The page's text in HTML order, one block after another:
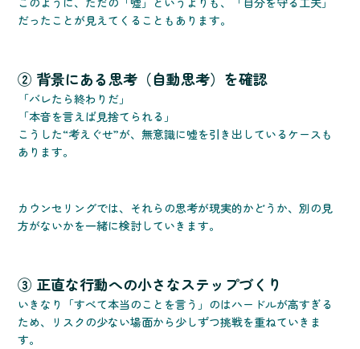
だったことが見えてくることもあります。
② 背景にある思考（自動思考）を確認
「バレたら終わりだ」
「本音を言えば見捨てられる」
こうした“考えぐせ”が、無意識に嘘を引き出しているケースも
あります。
カウンセリングでは、それらの思考が現実的かどうか、別の見
方がないかを一緒に検討していきます。
③ 正直な行動への小さなステップづくり
いきなり「すべて本当のことを言う」のはハードルが高すぎる
ため、リスクの少ない場面から少しずつ挑戦を重ねていきま
す。